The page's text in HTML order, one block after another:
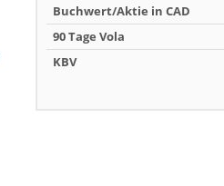
Buchwert/Aktie in CAD
90 Tage Vola
KBV